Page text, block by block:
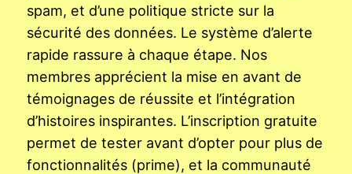
spam, et d’une politique stricte sur la
sécurité des données. Le système d’alerte
rapide rassure à chaque étape. Nos
membres apprécient la mise en avant de
témoignages de réussite et l’intégration
d’histoires inspirantes. L’inscription gratuite
permet de tester avant d’opter pour plus de
fonctionnalités (prime), et la communauté